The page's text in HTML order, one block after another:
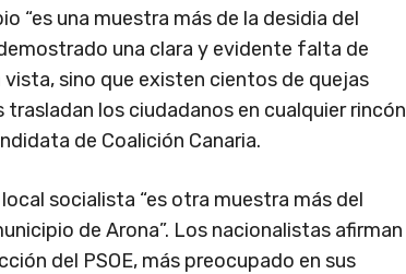
“es una muestra más de la desidia del
una clara y evidente falta de
sino que existen cientos de quejas
los ciudadanos en cualquier rincón
de Coalición Canaria.
socialista “es otra muestra más del
de Arona”. Los nacionalistas afirman
del PSOE, más preocupado en sus